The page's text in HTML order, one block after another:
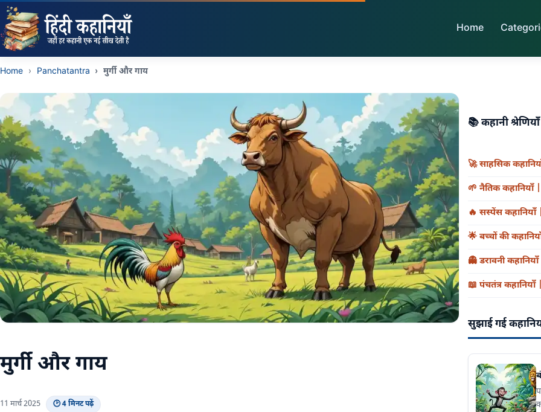
Home
Home Panchatantra मुर्गी और गाय
मुर्गी और गाय
11 मार्च 2025 🕑 4 मिनट पढ़ें
📚कहानी
🚀साहसिक
🌱 नैतिक
🔥 सस्पेंस
🌟 बच्चों की
👻 डरावनी
📖 पंचतंत्र
सुझाई गई